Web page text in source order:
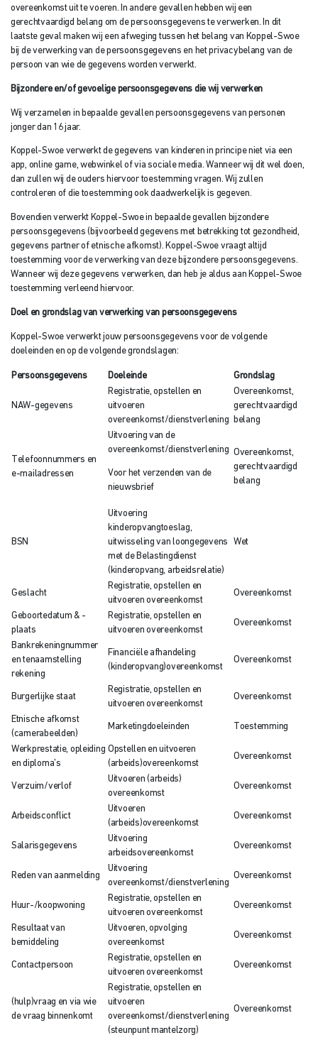
overeenkomst uit te voeren. In andere gevallen hebben wij een
gerechtvaardigd belang om de persoonsgegevens te verwerken. In dit
laatste geval maken wij een afweging tussen het belang van Koppel-Swoe
bij de verwerking van de persoonsgegevens en het privacybelang van de
persoon van wie de gegevens worden verwerkt.
Bijzondere en/of gevoelige persoonsgegevens die wij verwerken
Wij verzamelen in bepaalde gevallen persoonsgegevens van personen
jonger dan 16 jaar.
Koppel-Swoe verwerkt de gegevens van kinderen in principe niet via een
app, online game, webwinkel of via sociale media. Wanneer wij dit wel doen,
dan zullen wij de ouders hiervoor toestemming vragen. Wij zullen
controleren of die toestemming ook daadwerkelijk is gegeven.
Bovendien verwerkt Koppel-Swoe in bepaalde gevallen bijzondere
persoonsgegevens (bijvoorbeeld gegevens met betrekking tot gezondheid,
gegevens partner of etnische afkomst). Koppel-Swoe vraagt altijd
toestemming voor de verwerking van deze bijzondere persoonsgegevens.
Wanneer wij deze gegevens verwerken, dan heb je aldus aan Koppel-Swoe
toestemming verleend hiervoor.
Doel en grondslag van verwerking van persoonsgegevens
Koppel-Swoe verwerkt jouw persoonsgegevens voor de volgende
doeleinden en op de volgende grondslagen:
Persoonsgegevens Doeleinde Grondslag
NAW-gegevens
Registratie, opstellen en
uitvoeren
overeenkomst/dienstverlening
Overeenkomst,
gerechtvaardigd
belang
Telefoonnummers en
e-mailadressen
Uitvoering van de
overeenkomst/dienstverlening
Voor het verzenden van de
nieuwsbrief
Overeenkomst,
gerechtvaardigd
belang
BSN
Uitvoering
kinderopvangtoeslag,
uitwisseling van loongegevens
met de Belastingdienst
(kinderopvang, arbeidsrelatie)
Wet
Geslacht
Registratie, opstellen en
uitvoeren overeenkomst
Overeenkomst
Geboortedatum & -
plaats
Registratie, opstellen en
uitvoeren overeenkomst
Overeenkomst
Bankrekeningnummer
en tenaamstelling
rekening
Financiële afhandeling
(kinderopvang)overeenkomst
Overeenkomst
Burgerlijke staat
Registratie, opstellen en
uitvoeren overeenkomst
Overeenkomst
Etnische afkomst
(camerabeelden)
Marketingdoeleinden Toestemming
Werkprestatie, opleiding
en diploma’s
Opstellen en uitvoeren
(arbeids)overeenkomst
Overeenkomst
Verzuim/verlof
Uitvoeren (arbeids)
overeenkomst
Overeenkomst
Arbeidsconflict
Uitvoeren
(arbeids)overeenkomst
Overeenkomst
Salarisgegevens
Uitvoering
arbeidsovereenkomst
Overeenkomst
Reden van aanmelding
Uitvoering
overeenkomst/dienstverlening
Overeenkomst
Huur-/koopwoning
Registratie, opstellen en
uitvoeren overeenkomst
Overeenkomst
Resultaat van
bemiddeling
Uitvoeren, opvolging
overeenkomst
Overeenkomst
Contactpersoon
Registratie, opstellen en
uitvoeren overeenkomst
Overeenkomst
(hulp)vraag en via wie
de vraag binnenkomt
Registratie, opstellen en
uitvoeren
overeenkomst/dienstverlening
(steunpunt mantelzorg)
Overeenkomst